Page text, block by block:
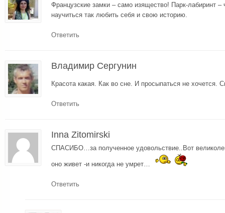
Французские замки – само изящество! Парк-лабиринт
научиться так любить себя и свою историю.
Ответить
Владимир Сергунин
Красота какая. Как во сне. И просыпаться не хочется.
Ответить
Inna Zitomirski
СПАСИБО…за полученное удовольствие..Вот
оно живет -и никогда не умрет…
Ответить